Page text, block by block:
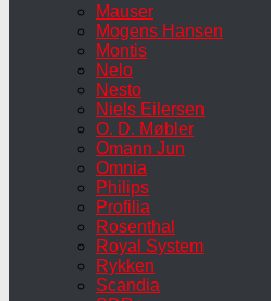
Mauser
Mogens Hansen
Montis
Nelo
Nesto
Niels Eilersen
O. D. Møbler
Omann Jun
Omnia
Philips
Profilia
Rosenthal
Royal System
Rykken
Scandia